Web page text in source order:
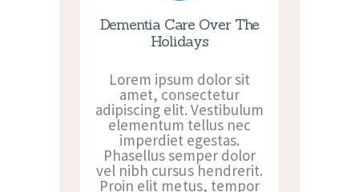
Dementia Care Over The
Holidays
Lorem ipsum dolor sit
amet, consectetur
adipiscing elit. Vestibulum
elementum tellus nec
imperdiet egestas.
Phasellus semper dolor
vel nibh cursus hendrerit.
Proin elit metus, tempor